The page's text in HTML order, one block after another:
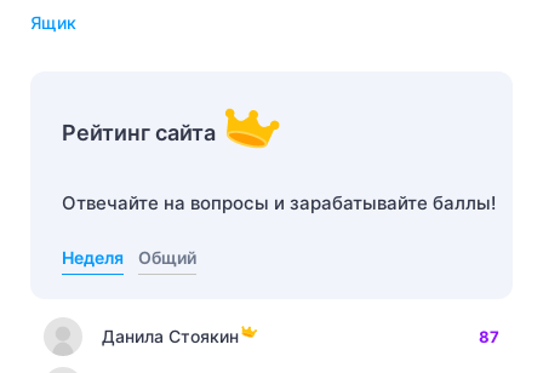
ящик
Рейтинг сайта
Отвечайте на вопросы и зарабатывайте баллы!
Неделя Общий
Данила Стоякин 87